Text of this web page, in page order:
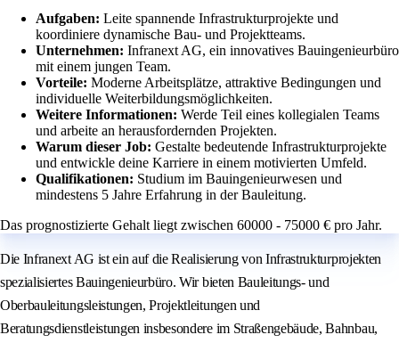
Aufgaben: Leite spannende Infrastrukturprojekte und
koordiniere dynamische Bau- und Projektteams.
Unternehmen: Infranext AG, ein innovatives Bauingenieurbüro
mit einem jungen Team.
Vorteile: Moderne Arbeitsplätze, attraktive Bedingungen und
individuelle Weiterbildungsmöglichkeiten.
Weitere Informationen: Werde Teil eines kollegialen Teams
und arbeite an herausfordernden Projekten.
Warum dieser Job: Gestalte bedeutende Infrastrukturprojekte
und entwickle deine Karriere in einem motivierten Umfeld.
Qualifikationen: Studium im Bauingenieurwesen und
mindestens 5 Jahre Erfahrung in der Bauleitung.
Das prognostizierte Gehalt liegt zwischen 60000 - 75000 € pro Jahr.
Die Infranext AG ist ein auf die Realisierung von Infrastrukturprojekten
spezialisiertes Bauingenieurbüro. Wir bieten Bauleitungs- und
Oberbauleitungsleistungen, Projektleitungen und
Beratungsdienstleistungen insbesondere im Straßengebäude, Bahnbau,